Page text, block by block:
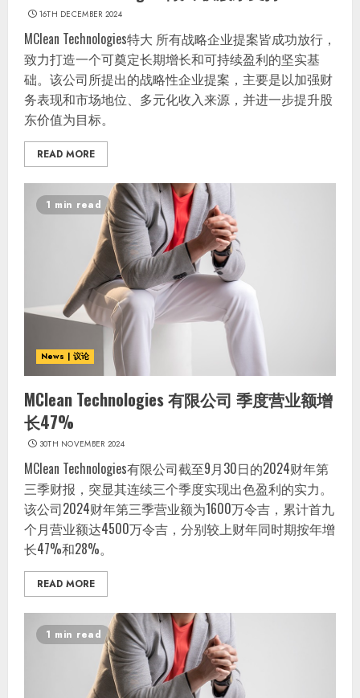
16TH DECEMBER 2024
MClean Technologies特大 所有战略企业提案皆成功放行，
致力打造一个可奠定长期增长和可持续盈利的坚实基
础。该公司所提出的战略性企业提案，主要是以加强财
务表现和市场地位、多元化收入来源，并进一步提升股
东价值为目标。
READ MORE
1 min read
News | 议论
MClean Technologies 有限公司 季度营业额增
长47%
30TH NOVEMBER 2024
MClean Technologies有限公司截至9月30日的2024财年第
三季财报，突显其连续三个季度实现出色盈利的实力。
该公司2024财年第三季营业额为1600万令吉，累计首九
个月营业额达4500万令吉，分别较上财年同时期按年增
长47%和28%。
READ MORE
1 min read